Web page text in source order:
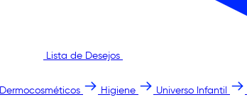
Lista de Desejos
Dermocosméticos Higiene Universo Infantil